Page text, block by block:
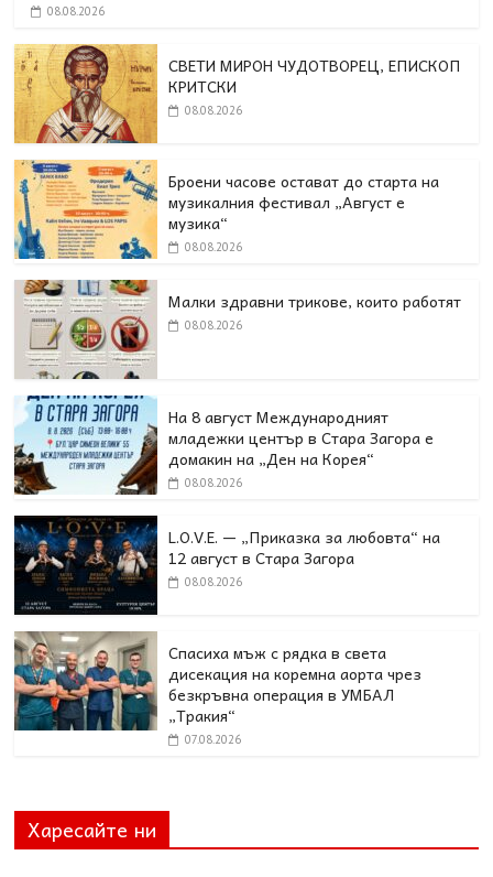
08.08.2026
СВЕТИ МИРОН ЧУДОТВОРЕЦ, ЕПИСКОП
КРИТСКИ
08.08.2026
Броени часове остават до старта на
музикалния фестивал „Август е
музика“
08.08.2026
Малки здравни трикове, които работят
08.08.2026
На 8 август Международният
младежки център в Стара Загора е
домакин на „Ден на Корея“
08.08.2026
L.O.V.E. — „Приказка за любовта“ на
12 август в Стара Загора
08.08.2026
Спасиха мъж с рядка в света
дисекация на коремна аорта чрез
безкръвна операция в УМБАЛ
„Тракия“
07.08.2026
Харесайте ни